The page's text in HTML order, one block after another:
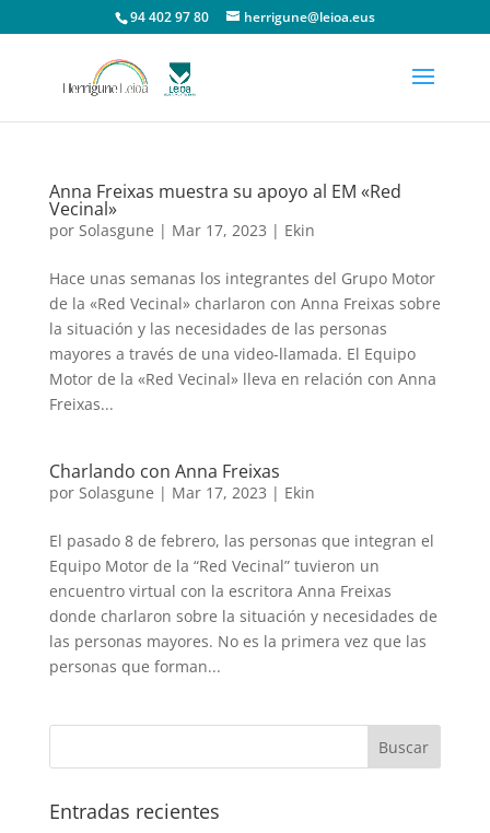
94 402 97 80 herrigune@leioa.eus
Anna Freixas muestra su apoyo al EM «Red
Vecinal»
por Solasgune | Mar 17, 2023 | Ekin
Hace unas semanas los integrantes del Grupo Motor
de la «Red Vecinal» charlaron con Anna Freixas sobre
la situación y las necesidades de las personas
mayores a través de una video-llamada. El Equipo
Motor de la «Red Vecinal» lleva en relación con Anna
Freixas...
Charlando con Anna Freixas
por Solasgune | Mar 17, 2023 | Ekin
El pasado 8 de febrero, las personas que integran el
Equipo Motor de la “Red Vecinal” tuvieron un
encuentro virtual con la escritora Anna Freixas
donde charlaron sobre la situación y necesidades de
las personas mayores. No es la primera vez que las
personas que forman...
Entradas recientes